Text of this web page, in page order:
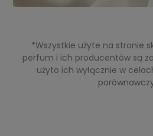
*Wszystkie użyte na stronie
perfum i ich producentów są
użyto ich wyłącznie w